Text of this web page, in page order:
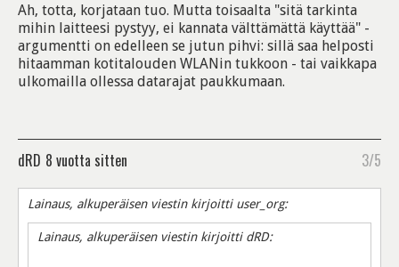
Ah, totta, korjataan tuo. Mutta toisaalta "sitä tarkinta
mihin laitteesi pystyy, ei kannata välttämättä käyttää" -
argumentti on edelleen se jutun pihvi: sillä saa helposti
hitaamman kotitalouden WLANin tukkoon - tai vaikkapa
ulkomailla ollessa datarajat paukkumaan.
dRD 8 vuotta sitten 3/5
Lainaus, alkuperäisen viestin kirjoitti user_org:
Lainaus, alkuperäisen viestin kirjoitti dRD: